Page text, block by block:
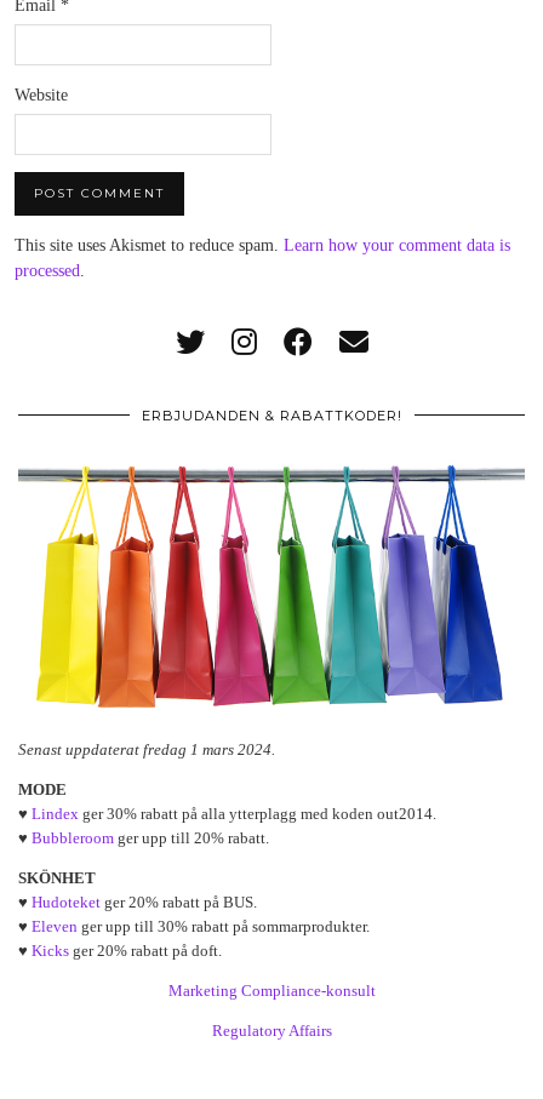
Email *
Website
This site uses Akismet to reduce spam. Learn how your comment data is
processed.
ERBJUDANDEN & RABATTKODER!
Senast uppdaterat fredag 1 mars 2024.
MODE
♥ Lindex ger 30% rabatt på alla ytterplagg med koden out2014.
♥ Bubbleroom ger upp till 20% rabatt.
SKÖNHET
♥ Hudoteket ger 20% rabatt på BUS.
♥ Eleven ger upp till 30% rabatt på sommarprodukter.
♥ Kicks ger 20% rabatt på doft.
Marketing Compliance-konsult
Regulatory Affairs